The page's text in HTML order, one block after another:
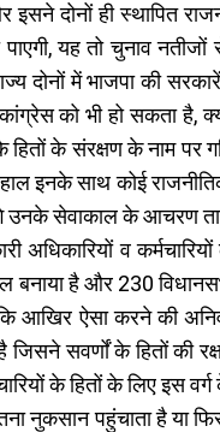
दोनों ही स्थापित
पाएगी, यह तो चुनाव
में भाजपा की सरकारें
को भी हो सकता है,
के संरक्षण के नाम पर
इनके साथ कोई
उनके सेवाकाल के आचरण
व
है और 230
आखिर ऐसा करने की
सवर्णों के हितों की
के हितों के लिए इस
नुकसान पहुंचाता है या